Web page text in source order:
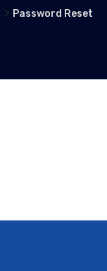
> Password Reset